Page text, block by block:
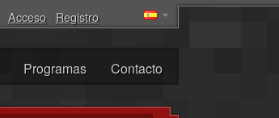
Acceso· Registro
Programas Contacto